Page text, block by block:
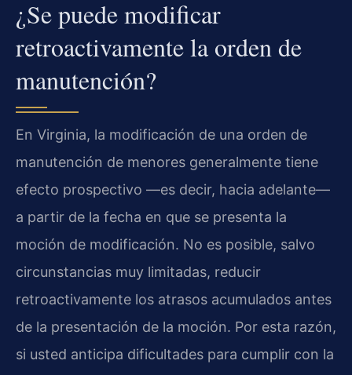
¿Se puede modificar
retroactivamente la orden de
manutención?
En Virginia, la modificación de una orden de
manutención de menores generalmente tiene
efecto prospectivo —es decir, hacia adelante—
a partir de la fecha en que se presenta la
moción de modificación. No es posible, salvo
circunstancias muy limitadas, reducir
retroactivamente los atrasos acumulados antes
de la presentación de la moción. Por esta razón,
si usted anticipa dificultades para cumplir con la